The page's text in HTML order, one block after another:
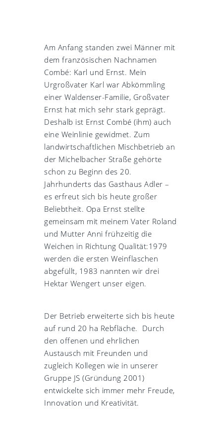
Am Anfang standen zwei Männer mit
dem französischen Nachnamen
Combé: Karl und Ernst. Mein
Urgroßvater Karl war Abkömmling
einer Waldenser-Familie, Großvater
Ernst hat mich sehr stark geprägt.
Deshalb ist Ernst Combé (ihm) auch
eine Weinlinie gewidmet. Zum
landwirtschaftlichen Mischbetrieb an
der Michelbacher Straße gehörte
schon zu Beginn des 20.
Jahrhunderts das Gasthaus Adler –
es erfreut sich bis heute großer
Beliebtheit. Opa Ernst stellte
gemeinsam mit meinem Vater Roland
und Mutter Anni frühzeitig die
Weichen in Richtung Qualität:1979
werden die ersten Weinflaschen
abgefüllt, 1983 nannten wir drei
Hektar Wengert unser eigen.
Der Betrieb erweiterte sich bis heute
auf rund 20 ha Rebfläche. Durch
den offenen und ehrlichen
Austausch mit Freunden und
zugleich Kollegen wie in unserer
Gruppe JS (Gründung 2001)
entwickelte sich immer mehr Freude,
Innovation und Kreativität.